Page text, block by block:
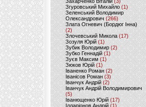
Згуровський Михайло (1)
Зеленський Володимир
Олександрович (266)
Злата Огневич (Бордюг Інна)
(2)
Злочевський Микола(17)
Зозуля Юрій (1)
Зубик Володимир (2)
Зубко Геннадій (1)
Зуєв Максим(1)
Зюков Юрій (1)
Іваненко Роман (2)
Іванісов Роман (3)
Іванчук Андрій(2)
Іванчук Андрій Володимирович
(5)
Іванющенко Юрій (17)
Ілларіонов Андрій (1)